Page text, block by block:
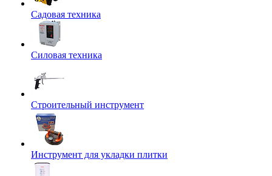
Садовая техника
Силовая техника
Строительный инструмент
Инструмент для укладки плитки